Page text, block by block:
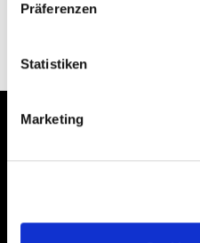
Präferenzen
Statistiken
Marketing